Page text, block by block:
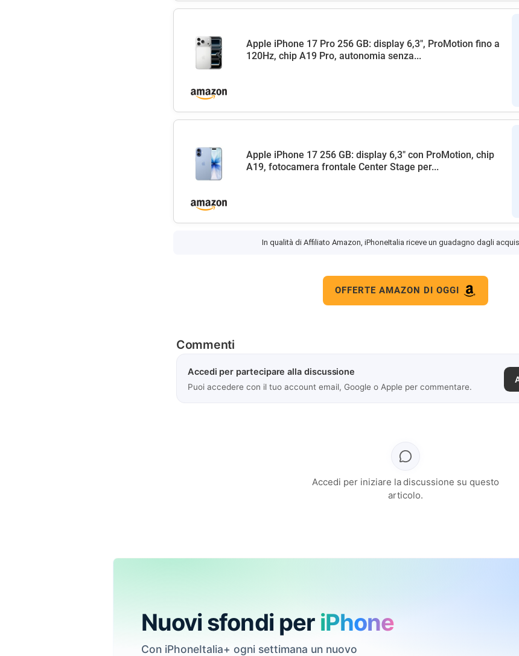
Apple iPhone 17 Pro 256 GB: display 6,3", ProMotion fino a
120Hz, chip A19 Pro, autonomia senza...
Apple iPhone 17 256 GB: display 6,3" con ProMotion, chip
A19, fotocamera frontale Center Stage per...
In qualità di Affiliato Amazon, iPhoneItalia riceve un guadagno dagli
OFFERTE AMAZON DI OGGI
Commenti
Accedi per partecipare alla discussione
Puoi accedere con il tuo account email, Google o Apple per commentare.
Accedi per iniziare la discussione su questo
articolo.
Nuovi sfondi per iPhone
Con iPhoneItalia+ ogni settimana un nuovo